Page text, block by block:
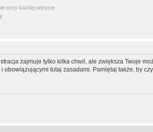
przy każdej wizycie
zajmuje tylko kilka chwil, ale zwiększa Twoje
obowiązującymi tutaj zasadami. Pamiętaj także, by